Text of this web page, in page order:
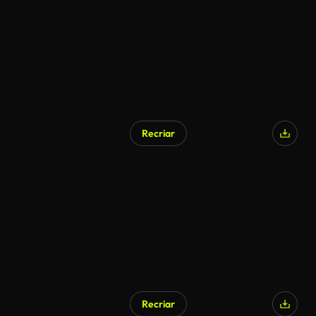
Recriar
Recriar